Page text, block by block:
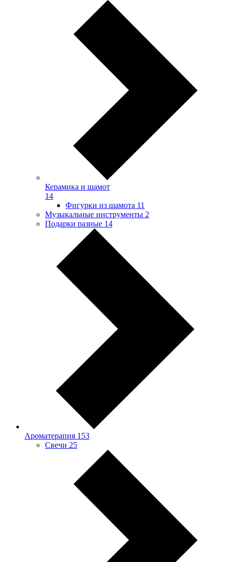
Керамика и шамот
14
Фигурки из шамота 11
Музыкальные инструменты 2
Подарки разные 14
Ароматерапия 153
Свечи 25